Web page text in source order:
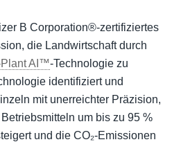
B Corporation®-zertifiziertes
die Landwirtschaft durch
Plant AI™-Technologie zu
identifiziert und
mit unerreichter Präzision,
um bis zu 95 %
und die CO₂-Emissionen